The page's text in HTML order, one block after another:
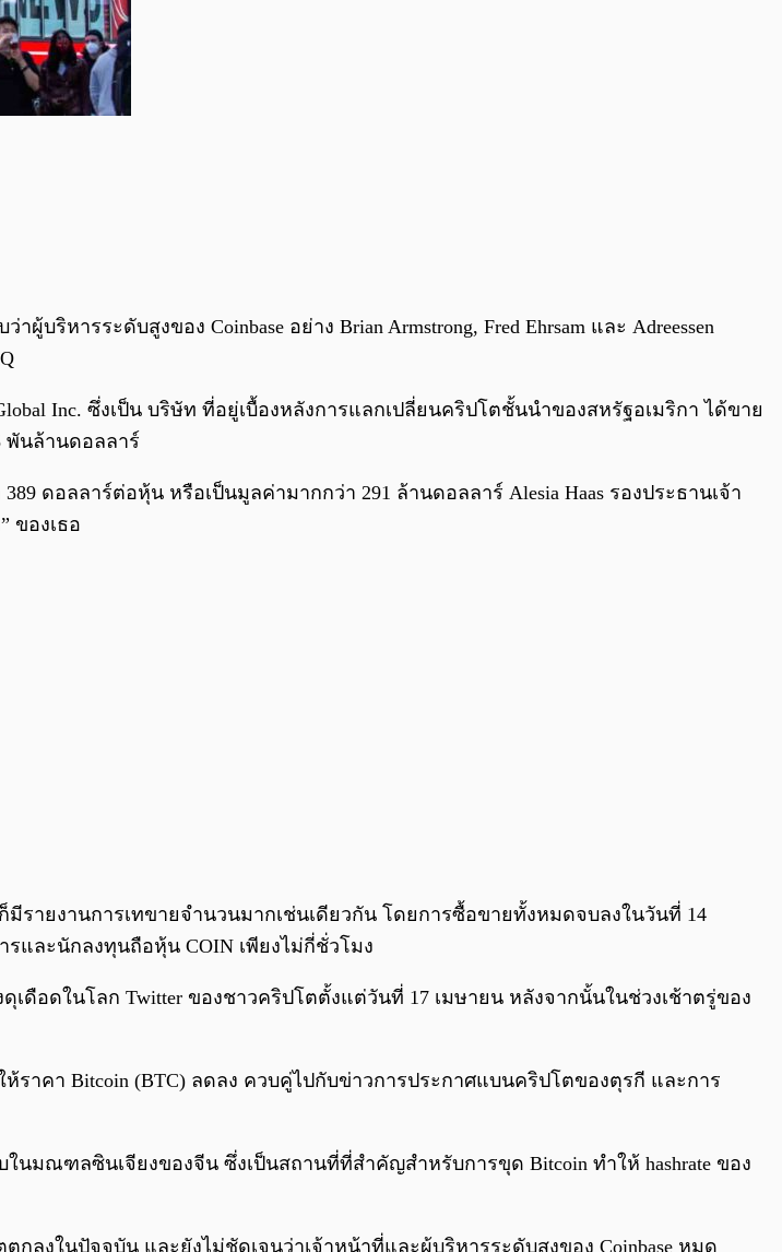
0:00 /
หารระดับสูงของ Coinbase อย่าง Brian Armstrong, Fred Ehrsam และ Adreessen
Inc. ซึ่งเป็น บริษัท ที่อยู่เบื้องหลังการแลกเปลี่ยนคริปโตชั้นนำของสหรัฐอเมริกา ได้ขาย
พันล้านดอลลาร์
ดอลลาร์ต่อหุ้น หรือเป็นมูลค่ามากกว่า 291 ล้านดอลลาร์ Alesia Haas รองประธานเจ้า
ของเธอ
ก็มีรายงานการเทขายจำนวนมากเช่นเดียวกัน โดยการซื้อขายทั้งหมดจบลงในวันที่ 14
รและนักลงทุนถือหุ้น COIN เพียงไม่กี่ชั่วโมง
ดือดในโลก Twitter ของชาวคริปโตตั้งแต่วันที่ 17 เมษายน หลังจากนั้นในช่วงเช้าตรู่ของ
ห้ราคา Bitcoin (BTC) ลดลง ควบคู่ไปกับข่าวการประกาศแบนคริปโตของตุรกี และการ
มณฑลซินเจียงของจีน ซึ่งเป็นสถานที่ที่สำคัญสำหรับการขุด Bitcoin ทำให้ hashrate ของ
ลงในปัจจุบัน และยังไม่ชัดเจนว่าเจ้าหน้าที่และผู้บริหารระดับสูงของ Coinbase หมด